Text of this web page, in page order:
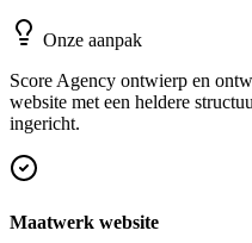
Onze aanpak
Score Agency ontwierp en
website met een heldere
ingericht.
Maatwerk website